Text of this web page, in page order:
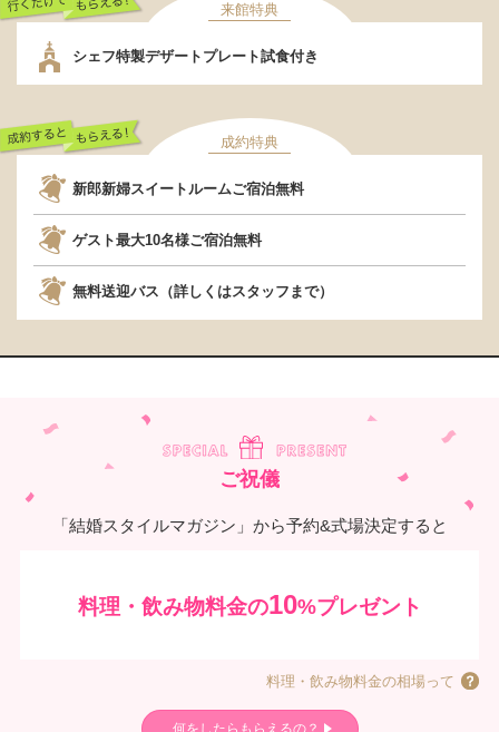
来館特典
シェフ特製デザートプレート試食付き
成約特典
新郎新婦スイートルームご宿泊無料
ゲスト最大10名様ご宿泊無料
無料送迎バス（詳しくはスタッフまで）
ご祝儀
「結婚スタイルマガジン」から予約&式場決定すると
料理・飲み物料金の10%プレゼント
料理・飲み物料金の相場って